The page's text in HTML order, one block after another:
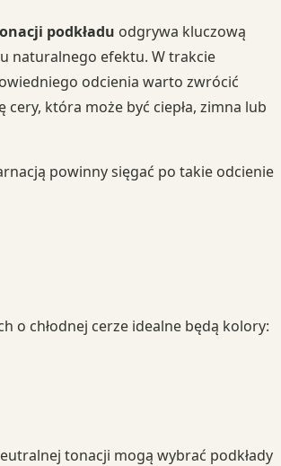
podkładu odgrywa kluczową
naturalnego efektu. W trakcie
odcienia warto zwrócić
cery, która może być ciepła, zimna lub
powinny sięgać po takie odcienie
o chłodnej cerze idealne będą kolory:
tonacji mogą wybrać podkłady